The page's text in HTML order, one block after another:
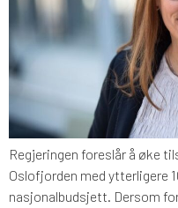
Regjeringen foreslår å øke
Oslofjorden med ytterligere
nasjonalbudsjett. Dersom